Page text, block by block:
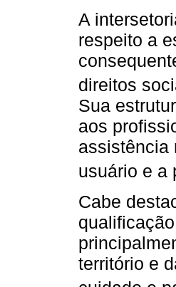
A
respeito a
direitos
Sua
aos
assistência
usuário e a
Cabe
território e